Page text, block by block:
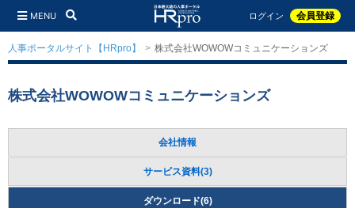
MENU ログイン 会員登録
人事ポータルサイト【HRpro】 株式会社WOWOWコミュニケーションズ
株式会社WOWOWコミュニケーションズ
会社情報
サービス資料(3)
ダウンロード(6)